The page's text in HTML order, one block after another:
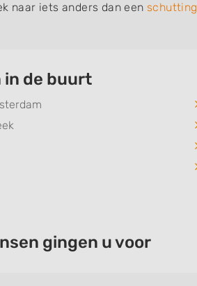
naar iets anders dan een schutting
in de buurt
gingen u voor